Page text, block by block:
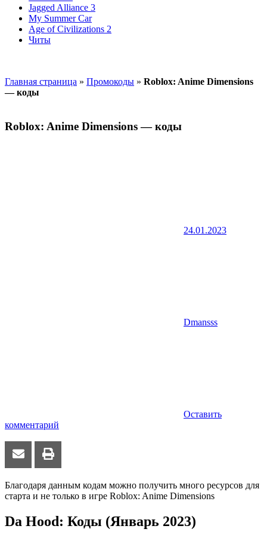
Jagged Alliance 3
My Summer Car
Age of Civilizations 2
Читы
Главная страница » Промокоды » Roblox: Anime Dimensions
— коды
Roblox: Anime Dimensions — коды
24.01.2023
Dmansss
Оставить
комментарий
Благодаря данным кодам можно получить много ресурсов для
старта и не только в игре Roblox: Anime Dimensions
Da Hood: Коды (Январь 2023)